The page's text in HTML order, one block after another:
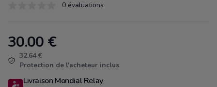
0 évaluations
Product information
30.00 €
32.64 €
Protection de l'acheteur inclus
Livraison Mondial Relay